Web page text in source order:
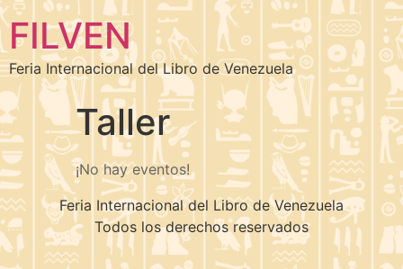
FILVEN
Feria Internacional del Libro de Venezuela
Taller
¡No hay eventos!
Feria Internacional del Libro de Venezuela
Todos los derechos reservados